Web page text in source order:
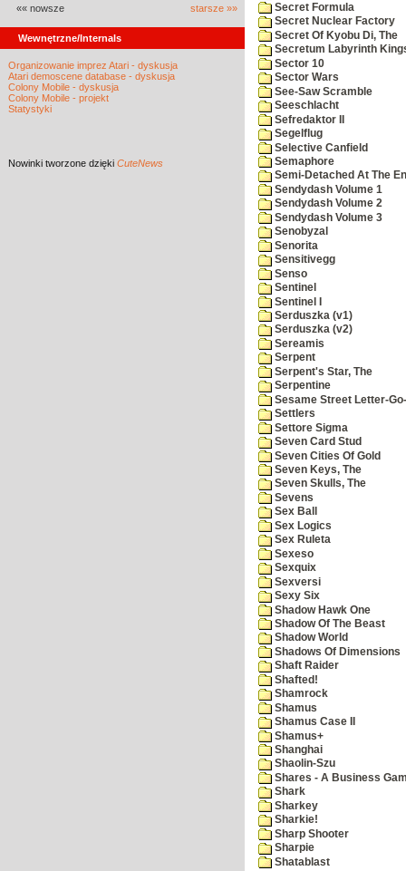
«« nowsze starsze »»
Wewnętrzne/Internals
Organizowanie imprez Atari - dyskusja
Atari demoscene database - dyskusja
Colony Mobile - dyskusja
Colony Mobile - projekt
Statystyki
Nowinki tworzone dzięki CuteNews
Secret Formula
Secret Nuclear Factory
Secret Of Kyobu Di, The
Secretum Labyrinth
Sector 10
Sector Wars
See-Saw Scramble
Seeschlacht
Sefredaktor II
Segelflug
Selective Canfield
Semaphore
Semi-Detached At The
Sendydash Volume 1
Sendydash Volume 2
Sendydash Volume 3
Senobyzal
Senorita
Sensitivegg
Senso
Sentinel
Sentinel I
Serduszka (v1)
Serduszka (v2)
Sereamis
Serpent
Serpent's Star, The
Serpentine
Sesame Street Letter-
Settlers
Settore Sigma
Seven Card Stud
Seven Cities Of Gold
Seven Keys, The
Seven Skulls, The
Sevens
Sex Ball
Sex Logics
Sex Ruleta
Sexeso
Sexquix
Sexversi
Sexy Six
Shadow Hawk One
Shadow Of The Beast
Shadow World
Shadows Of Dimensions
Shaft Raider
Shafted!
Shamrock
Shamus
Shamus Case II
Shamus+
Shanghai
Shaolin-Szu
Shares - A Business
Shark
Sharkey
Sharkie!
Sharp Shooter
Sharpie
Shatablast